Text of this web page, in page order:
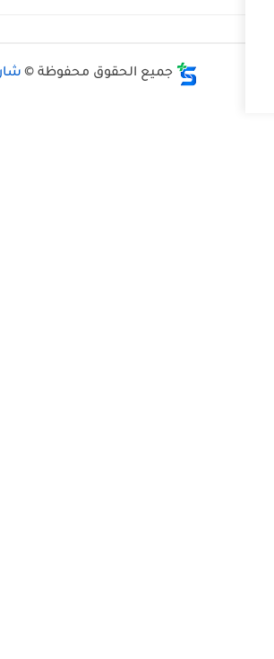
الحقوق محفوظة © شارح القرآن